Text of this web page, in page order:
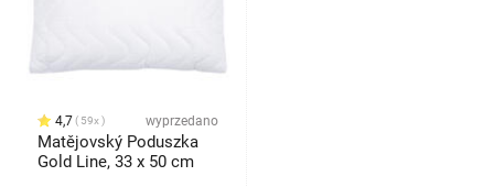
4,7 59x wyprzedano
Matějovský Poduszka
Gold Line, 33 x 50 cm